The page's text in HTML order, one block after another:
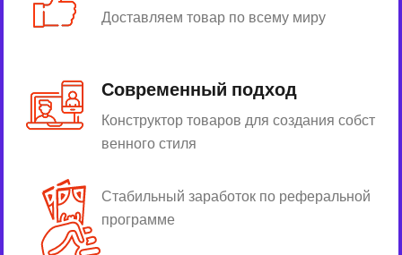
Доставляем товар по всему миру
Современный подход
Конструктор товаров для создания собст
венного стиля
Стабильный заработок по реферальной
программе